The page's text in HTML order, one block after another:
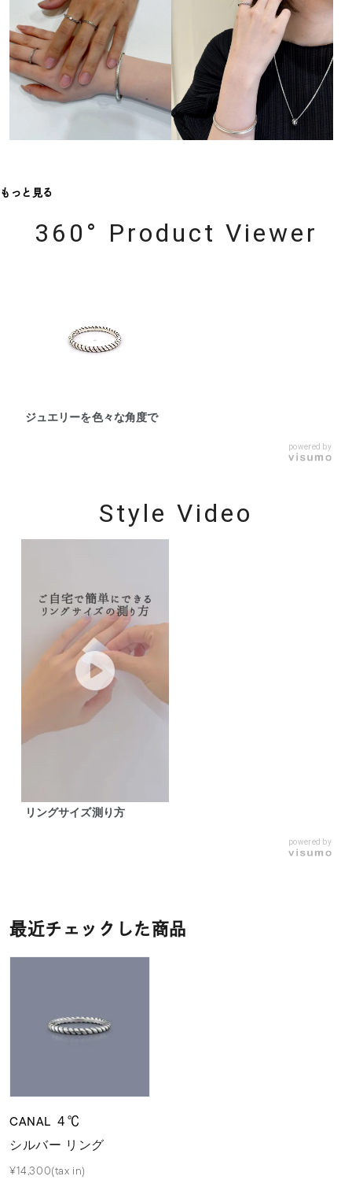
もっと見る
360° Product Viewer
ジュエリーを色々な角度で
powered by
Style Video
リングサイズ測り方
powered by
最近チェックした商品
CANAL ４℃
シルバー リング
¥14,300(tax in)